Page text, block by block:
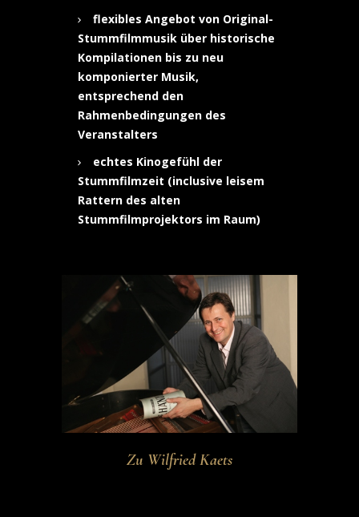
flexibles Angebot von Original-
Stummfilmmusik über historische
Kompilationen bis zu neu
komponierter Musik,
entsprechend den
Rahmenbedingungen des
Veranstalters
echtes Kinogefühl der
Stummfilmzeit (inclusive leisem
Rattern des alten
Stummfilmprojektors im Raum)
Zu Wilfried Kaets